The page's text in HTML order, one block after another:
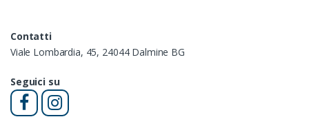
Contatti
Viale Lombardia, 45, 24044 Dalmine BG
Seguici su